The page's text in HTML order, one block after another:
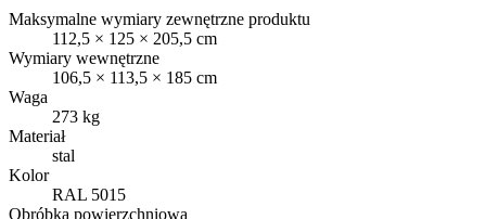
Maksymalne wymiary zewnętrzne produktu
112,5 × 125 × 205,5 cm
Wymiary wewnętrzne
106,5 × 113,5 × 185 cm
Waga
273 kg
Materiał
stal
Kolor
RAL 5015
Obróbka powierzchniowa